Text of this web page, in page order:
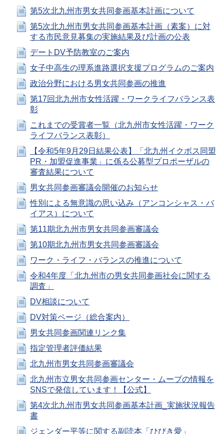
第5次北九州市男女共同参画基本計画について
第5次北九州市男女共同参画基本計画（素案）に対
する市民意見募集の実施結果及び計画の公表
デートDV予防教室のご案内
女子中高生の理系進路選択支援プログラムのご案内
政治分野における男女共同参画の推進
第17回北九州市女性活躍・ワークライフバランス表
彰
これまでの受賞者一覧（北九州市女性活躍・ワーク
ライフバランス表彰）
【令和5年9月29日結果公表】「北九州イクボス同盟
PR・加盟促進事業」に係る公募型プロポーザルの
審査結果について
男女共同参画審議会開催のお知らせ
性別による無意識の思い込み（アンコンシャス・バ
イアス）について
第11期北九州市男女共同参画審議会
第10期北九州市男女共同参画審議会
ワーク・ライフ・バランスの推進について
令和4年度「北九州市の男女共同参画社会に関する
調査」
DV相談について
DV対策ページ（総合案内）
男女共同参画関連リンク集
指定管理者評価結果
北九州市男女共同参画審議会
北九州市立男女共同参画センター・ムーブの情報を
SNSで発信しています！【公式】
第4次北九州市男女共同参画基本計画_実施状況報告
書
ジェンダー平等に関する副読本「ひびき愛」